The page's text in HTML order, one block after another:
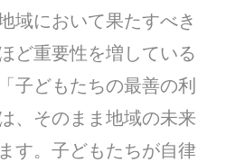
域において果たすべき
ど重要性を増している
子どもたちの最善の利
、そのまま地域の未来
す。子どもたちが自律